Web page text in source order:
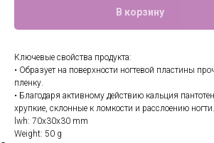
В корзину
Ключевые свойства продукта:
• Образует на поверхности ногтевой пластины
пленку.
• Благодаря активному действию кальция
хрупкие, склонные к ломкости и расслоению ногти.
lwh: 70x30x30 mm
Weight: 50 g